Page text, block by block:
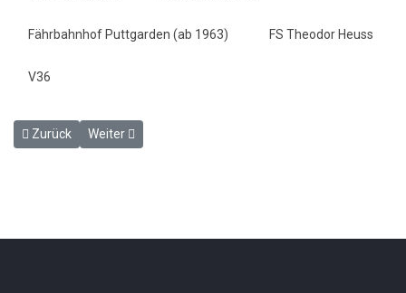
Fährbahnhof Puttgarden (ab 1963) FS Theodor Heuss
V36
Vorheriger Beitrag: Fährbahnhof Puttgarden am 14. September
Zurück Nächster Beitrag: Puttgarden ca. 1964
Weiter